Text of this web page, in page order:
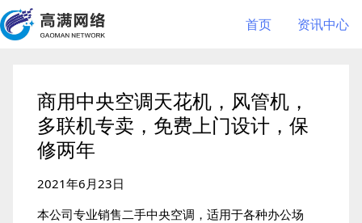
首页 资讯中心
商用中央空调天花机，风管机，
多联机专卖，免费上门设计，保
修两年
2021年6月23日
本公司专业销售二手中央空调，适用于各种办公场